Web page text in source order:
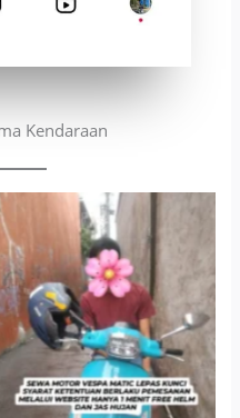
Kendaraan
Antar Jemput Kendaraan